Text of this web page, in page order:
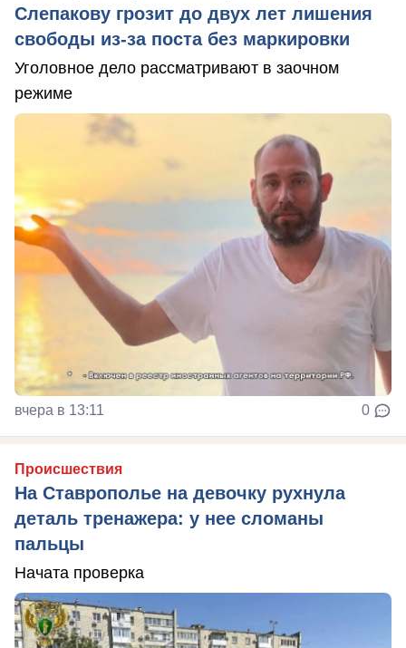
Слепакову грозит до двух лет лишения
свободы из-за поста без маркировки
Уголовное дело рассматривают в заочном
режиме
вчера в 13:11 0
Происшествия
На Ставрополье на девочку рухнула
деталь тренажера: у нее сломаны
пальцы
Начата проверка